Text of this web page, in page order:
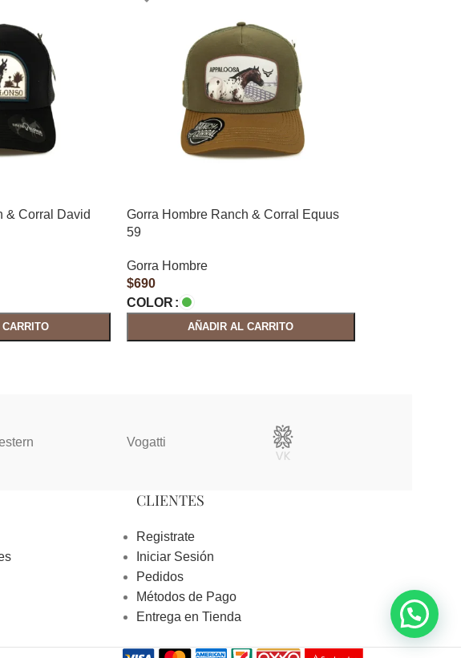
& Corral David
Gorra Hombre Ranch & Corral Equus
59
Gorra Hombre
$690
COLOR
AÑADIR AL CARRITO
Vogatti
CLIENTES
Registrate
Iniciar Sesión
Pedidos
Métodos de Pago
Entrega en Tienda